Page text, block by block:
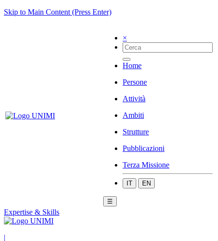
Skip to Main Content (Press Enter)
×
Home
Persone
Attività
Ambiti
Strutture
Pubblicazioni
Terza Missione
IT EN
☰
Expertise & Skills
|